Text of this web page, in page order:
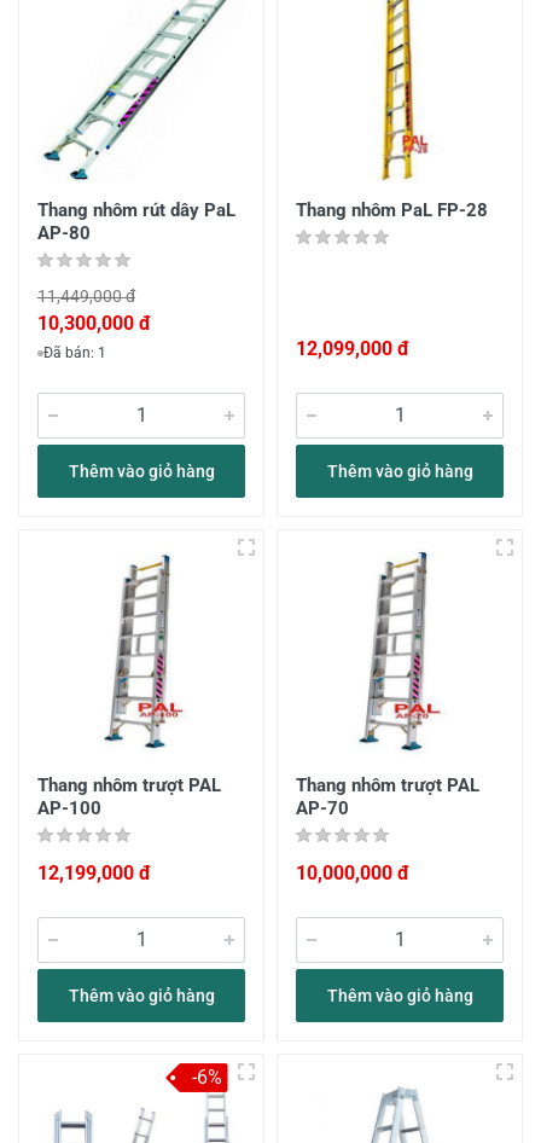
Thang nhôm rút dây PaL
AP-80
11,449,000 đ
10,300,000 đ
Đã bán: 1
Thêm vào giỏ hàng
Thang nhôm PaL FP-28
12,099,000 đ
Thêm vào giỏ hàng
Thang nhôm trượt PAL
AP-100
12,199,000 đ
Thêm vào giỏ hàng
Thang nhôm trượt PAL
AP-70
10,000,000 đ
Thêm vào giỏ hàng
-6%